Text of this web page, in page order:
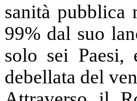
sanità
99% dal suo
solo sei Paesi,
debellata del